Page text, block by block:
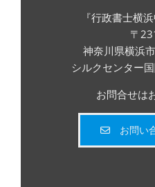
『行政書士横
〒
神奈川県横浜
シルクセンター
お問合せは
お問い